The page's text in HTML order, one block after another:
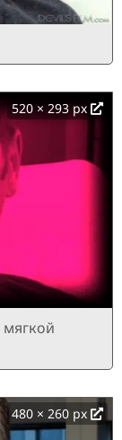
520 × 293 px
480 × 260 px